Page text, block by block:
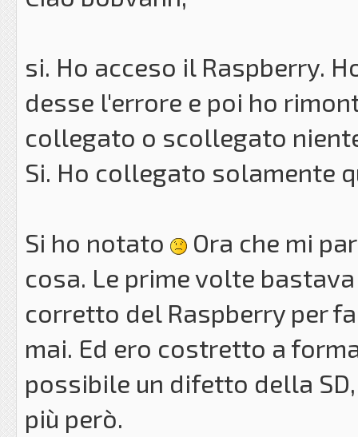
si. Ho acceso il Raspberry.
desse l'errore e poi ho
collegato o scollegato
Si. Ho collegato solamente
Si ho notato
Ora che mi
cosa. Le prime volte
corretto del Raspberry per
mai. Ed ero costretto a
possibile un difetto della
più però.